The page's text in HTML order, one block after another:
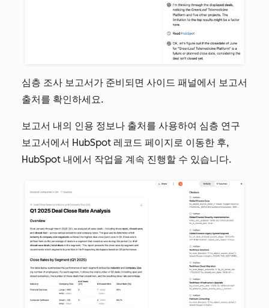
심층 조사 보고서가 준비되면 사이드 패널에서 보고서
출처를 확인하세요.
보고서 내의 인용 정보나 출처를 사용하여 심층 연구
보고서에서 HubSpot 레코드 페이지로 이동한 후,
HubSpot 내에서 작업을 계속 진행할 수 있습니다.